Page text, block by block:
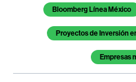
Temas de este artículo
Bloomberg Línea México
Proyectos de Inversión
Empresas